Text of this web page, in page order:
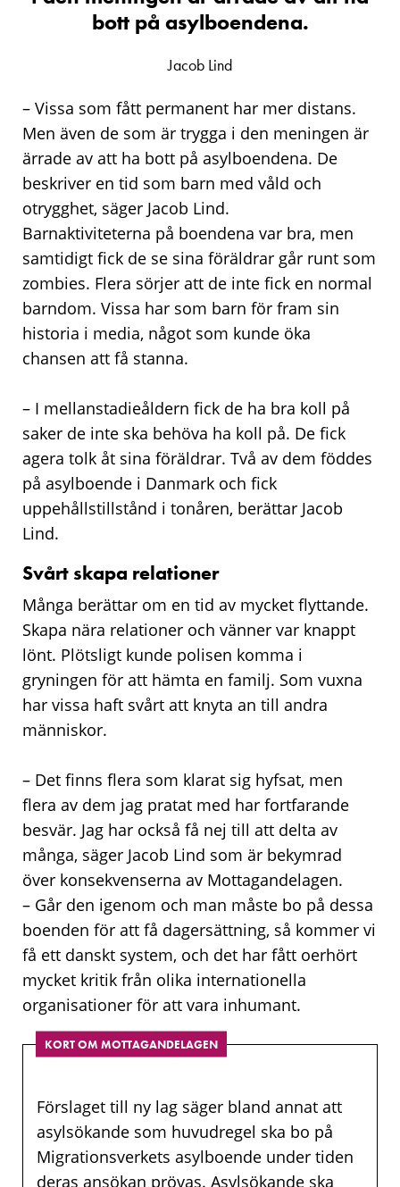
bott på asylboendena.
Jacob Lind
– Vissa som fått permanent har mer distans.
Men även de som är trygga i den meningen är
ärrade av att ha bott på asylboendena. De
beskriver en tid som barn med våld och
otrygghet, säger Jacob Lind.
Barnaktiviteterna på boendena var bra, men
samtidigt fick de se sina föräldrar går runt som
zombies. Flera sörjer att de inte fick en normal
barndom. Vissa har som barn för fram sin
historia i media, något som kunde öka
chansen att få stanna.
– I mellanstadieåldern fick de ha bra koll på
saker de inte ska behöva ha koll på. De fick
agera tolk åt sina föräldrar. Två av dem föddes
på asylboende i Danmark och fick
uppehållstillstånd i tonåren, berättar Jacob
Lind.
Svårt skapa relationer
Många berättar om en tid av mycket flyttande.
Skapa nära relationer och vänner var knappt
lönt. Plötsligt kunde polisen komma i
gryningen för att hämta en familj. Som vuxna
har vissa haft svårt att knyta an till andra
människor.
– Det finns flera som klarat sig hyfsat, men
flera av dem jag pratat med har fortfarande
besvär. Jag har också få nej till att delta av
många, säger Jacob Lind som är bekymrad
över konsekvenserna av Mottagandelagen.
– Går den igenom och man måste bo på dessa
boenden för att få dagersättning, så kommer vi
få ett danskt system, och det har fått oerhört
mycket kritik från olika internationella
organisationer för att vara inhumant.
KORT OM MOTTAGANDELAGEN
Förslaget till ny lag säger bland annat att
asylsökande som huvudregel ska bo på
Migrationsverkets asylboende under tiden
deras ansökan prövas. Asylsökande ska